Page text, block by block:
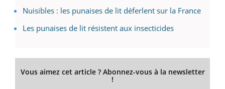
Nuisibles : les punaises de lit déferlent sur la France
Les punaises de lit résistent aux insecticides
Vous aimez cet article ? Abonnez-vous à la newsletter
!